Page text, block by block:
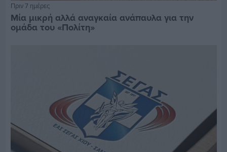
Πριν 7 ημέρες
Μία μικρή αλλά αναγκαία ανάπαυλα για την
ομάδα του «Πολίτη»